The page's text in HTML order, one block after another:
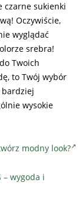
czarne sukienki
Oczywiście,
wyglądać
srebra!
Twoich
to Twój wybór
wysokie
modny look?
– wygoda i